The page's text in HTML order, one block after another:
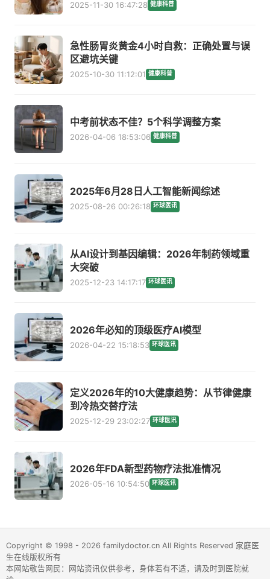
2025-11-30 16:47:28 健康科普
急性肠胃炎黄金4小时自救：正确处置与误
区避坑关键
2025-10-30 11:12:01 健康科普
中考前状态不佳？5个科学调整方案
2026-04-06 18:53:06 健康科普
2025年6月28日人工智能新闻综述
2025-08-26 00:26:18 环球医讯
从AI设计到基因编辑：2026年制药领域重
大突破
2025-12-23 14:17:17 环球医讯
2026年必知的顶级医疗AI模型
2026-04-22 15:18:53 环球医讯
定义2026年的10大健康趋势：从节律健康
到冷热交替疗法
2025-12-29 23:02:27 环球医讯
2026年FDA新型药物疗法批准情况
2026-05-16 10:54:50 环球医讯
Copyright © 1998 - 2026 familydoctor.cn All Rights Reserved 家庭医
生在线版权所有
本网站敬告网民：网站资讯仅供参考，身体若有不适，请及时到医院就